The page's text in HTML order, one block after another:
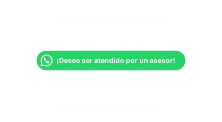
¡Deseo ser atendido por un asesor!